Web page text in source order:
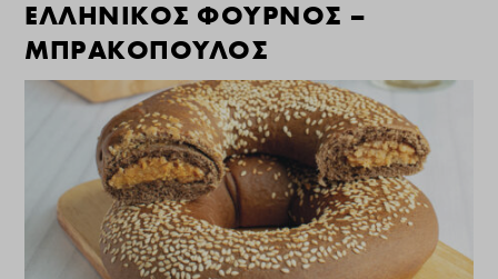
ΕΛΛΗΝΙΚΟΣ ΦΟΥΡΝΟΣ –
ΜΠΡΑΚΟΠΟΥΛΟΣ